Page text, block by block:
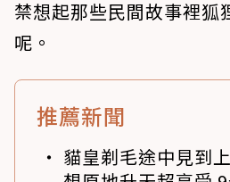
禁想起那些民間故事裡狐
呢。
推薦新聞
貓皇剃毛途中見到